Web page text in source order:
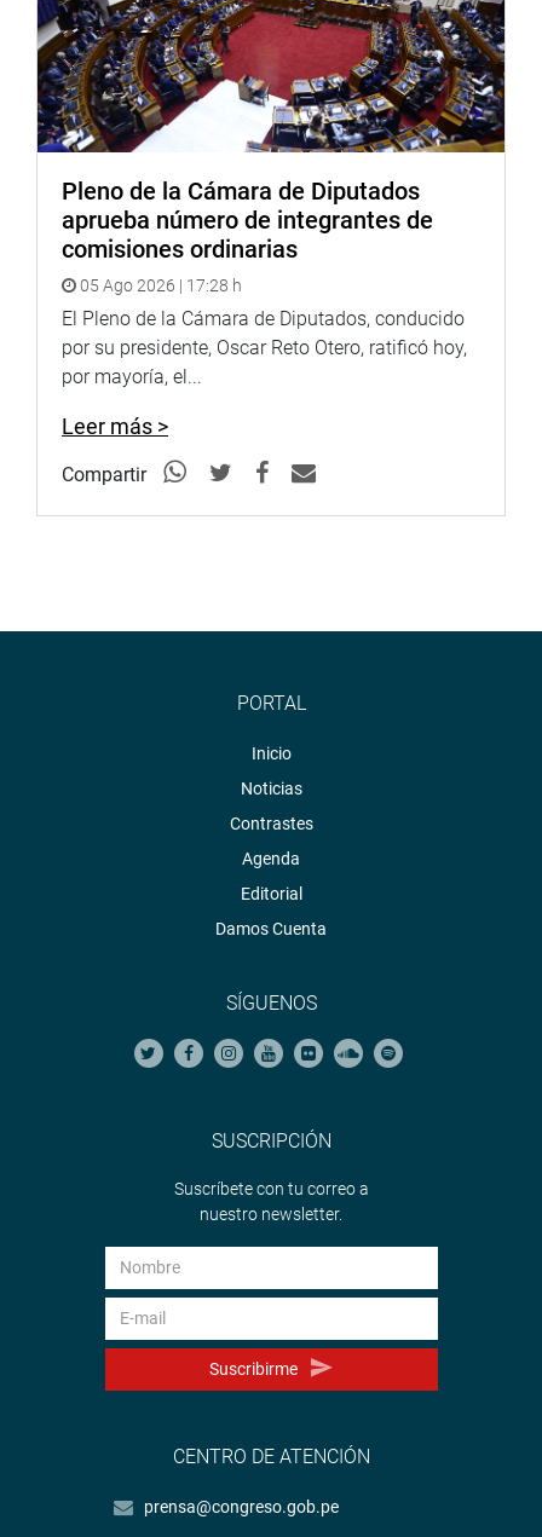
Pleno de la Cámara de Diputados
aprueba número de integrantes de
comisiones ordinarias
05 Ago 2026 | 17:28 h
El Pleno de la Cámara de Diputados, conducido
por su presidente, Oscar Reto Otero, ratificó hoy,
por mayoría, el...
Leer más >
Compartir
PORTAL
Inicio
Noticias
Contrastes
Agenda
Editorial
Damos Cuenta
SÍGUENOS
SUSCRIPCIÓN
Suscríbete con tu correo a
nuestro newsletter.
Suscribirme
CENTRO DE ATENCIÓN
prensa@congreso.gob.pe